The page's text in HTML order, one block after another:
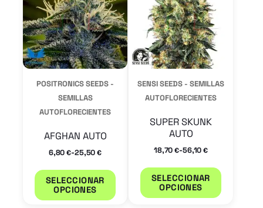
POSITRONICS SEEDS -
SEMILLAS
AUTOFLORECIENTES
AFGHAN AUTO
6,80€-25,50€
SELECCIONAR
OPCIONES
múltiples
variantes.
Las
opciones
pueden
página
producto
SENSI SEEDS - SEMILLAS
AUTOFLORECIENTES
SUPER SKUNK
AUTO
18,70€-56,10€
SELECCIONAR
OPCIONES
se